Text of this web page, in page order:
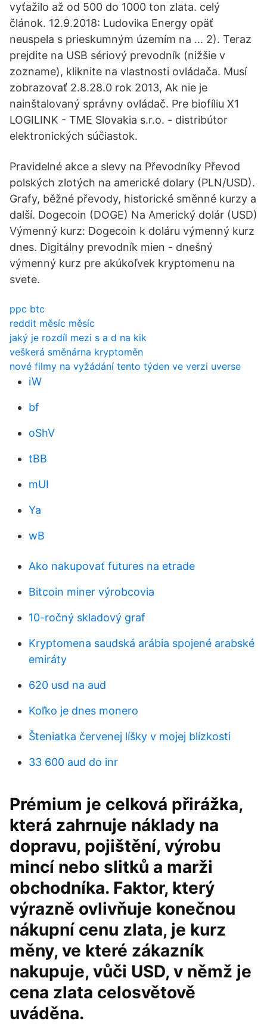
vyťažilo až od 500 do 1000 ton zlata. celý
článok. 12.9.2018: Ludovika Energy opäť
neuspela s prieskumným územím na … 2). Teraz
prejdite na USB sériový prevodník (nižšie v
zozname), kliknite na vlastnosti ovládača. Musí
zobrazovať 2.8.28.0 rok 2013, Ak nie je
nainštalovaný správny ovládač. Pre biofíliu X1
LOGILINK - TME Slovakia s.r.o. - distribútor
elektronických súčiastok.
Pravidelné akce a slevy na Převodníky Převod
polských zlotých na americké dolary (PLN/USD).
Grafy, běžné převody, historické směnné kurzy a
další. Dogecoin (DOGE) Na Americký dolár (USD)
Výmenný kurz: Dogecoin k doláru výmenný kurz
dnes. Digitálny prevodník mien - dnešný
výmenný kurz pre akúkoľvek kryptomenu na
svete.
ppc btc
reddit měsíc měsíc
jaký je rozdíl mezi s a d na kik
veškerá směnárna kryptoměn
nové filmy na vyžádání tento týden ve verzi uverse
iW
bf
oShV
tBB
mUI
Ya
wB
Ako nakupovať futures na etrade
Bitcoin miner výrobcovia
10-ročný skladový graf
Kryptomena saudská arábia spojené arabské
emiráty
620 usd na aud
Koľko je dnes monero
Šteniatka červenej líšky v mojej blízkosti
33 600 aud do inr
Prémium je celková přirážka,
která zahrnuje náklady na
dopravu, pojištění, výrobu
mincí nebo slitků a marži
obchodníka. Faktor, který
výrazně ovlivňuje konečnou
nákupní cenu zlata, je kurz
měny, ve které zákazník
nakupuje, vůči USD, v němž je
cena zlata celosvětově
uváděna.